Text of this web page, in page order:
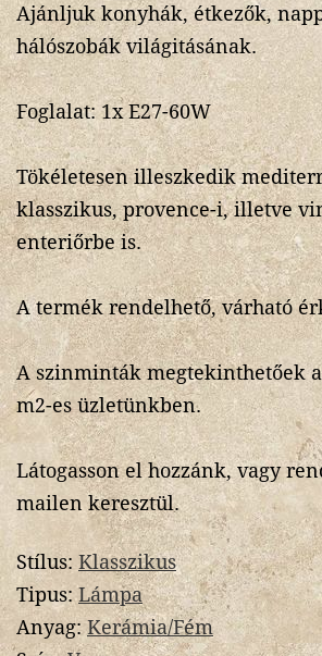
Ajánljuk konyhák, étkezők,
hálószobák világitásának.
Foglalat: 1x E27-60W
Tökéletesen illeszkedik
klasszikus, provence-i, illetve
enteriőrbe is.
A termék rendelhető, várható
A szinminták megtekinthetőek
m2-es üzletünkben.
Látogasson el hozzánk, vagy
mailen keresztül.
Stílus: Klasszikus
Tipus:Lámpa
Anyag:Kerámia/Fém